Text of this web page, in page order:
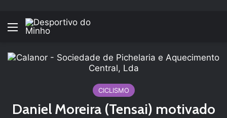
Menu
CICLISMO
Daniel Moreira (Tensai) motivado